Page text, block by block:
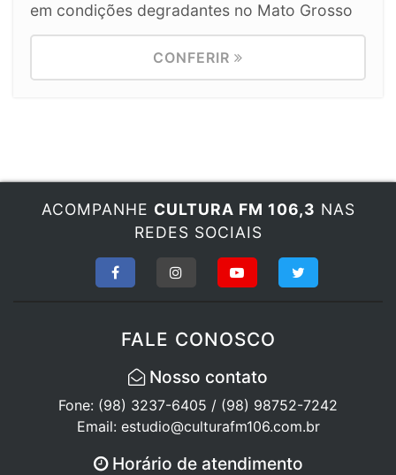
em condições degradantes no Mato Grosso
CONFERIR
ACOMPANHE CULTURA FM 106,3 NAS
REDES SOCIAIS
FALE CONOSCO
Nosso contato
Fone: (98) 3237-6405 / (98) 98752-7242
Email: estudio@culturafm106.com.br
Horário de atendimento